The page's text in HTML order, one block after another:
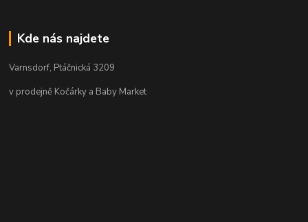
Kde nás najdete
Varnsdorf, Ptáčnická 3209
v prodejně Kočárky a Baby Market